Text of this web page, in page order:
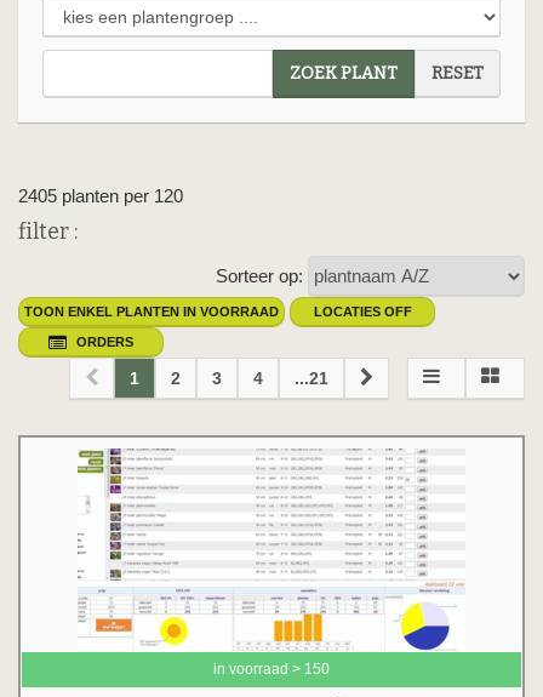
ZOEK PLANT RESET
2405 planten per 120
filter :
Sorteer op:
TOON ENKEL PLANTEN IN VOORRAAD LOCATIES OFF
ORDERS
1 2 3 4 ...21
in voorraad > 150